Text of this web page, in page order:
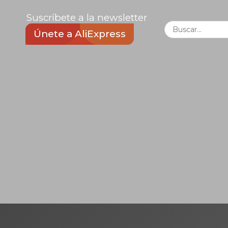
Suscríbete a la newsletter
Únete a AliExpress